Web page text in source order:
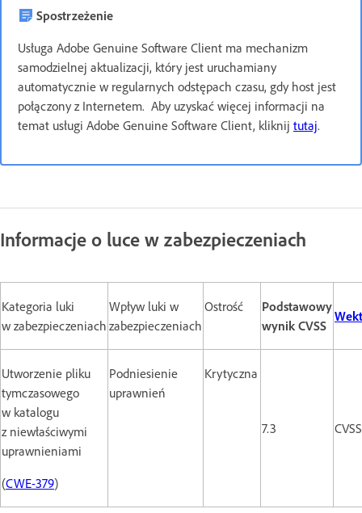
Spostrzeżenie
Usługa Adobe Genuine Software Client ma mechanizm
samodzielnej aktualizacji, który jest uruchamiany
automatycznie w regularnych odstępach czasu, gdy host jest
połączony z Internetem. Aby uzyskać więcej informacji na
temat usługi Adobe Genuine Software Client, kliknij tutaj.
Informacje o luce w zabezpieczeniach
Kategoria luki
w zabezpieczeniach
Wpływ luki w
zabezpieczeniach
Ostrość
Podstawowy
wynik CVSS
Utworzenie pliku
tymczasowego
w katalogu
z niewłaściwymi
uprawnieniami
(CWE-379)
Podniesienie
uprawnień
Krytyczna
7.3